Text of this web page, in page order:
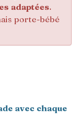
adaptées.
porte-bébé
avec chaque